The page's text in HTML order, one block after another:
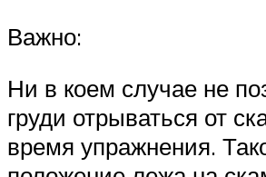
Важно:
Ни в коем случае не
груди отрываться от
время упражнения.